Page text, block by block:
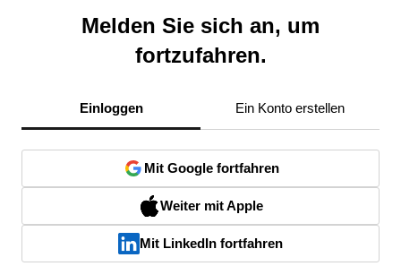
Melden Sie sich an, um
fortzufahren.
Einloggen Ein Konto erstellen
Mit Google fortfahren
Weiter mit Apple
Mit LinkedIn fortfahren